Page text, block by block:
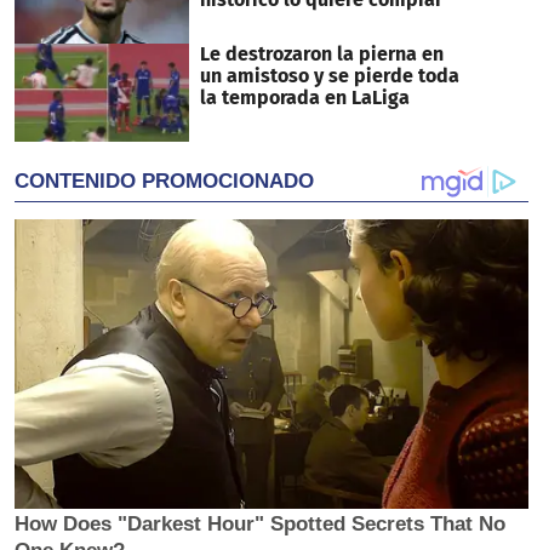
Le destrozaron la pierna en
un amistoso y se pierde toda
la temporada en LaLiga